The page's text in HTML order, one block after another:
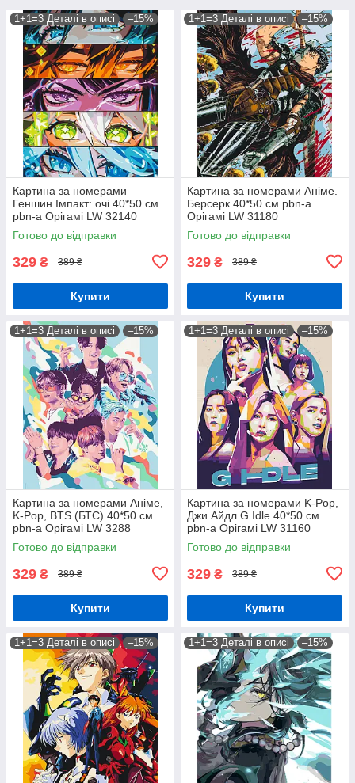
1+1=3 Деталі в описі –15%
Картина за номерами
Геншин Імпакт: очі 40*50 см
pbn-a Орігамі LW 32140
Готово до відправки
329 ₴ 389 ₴
Купити
1+1=3 Деталі в описі –15%
Картина за номерами Аніме.
Берсерк 40*50 см pbn-a
Орігамі LW 31180
Готово до відправки
329 ₴ 389 ₴
Купити
1+1=3 Деталі в описі –15%
Картина за номерами Аніме,
K-Pop, BTS (БТС) 40*50 см
pbn-a Орігамі LW 3288
Готово до відправки
329 ₴ 389 ₴
Купити
1+1=3 Деталі в описі –15%
Картина за номерами K-Pop,
Джи Айдл G Idle 40*50 см
pbn-a Орігамі LW 31160
Готово до відправки
329 ₴ 389 ₴
Купити
1+1=3 Деталі в описі –15% 1+1=3 Деталі в описі –15%